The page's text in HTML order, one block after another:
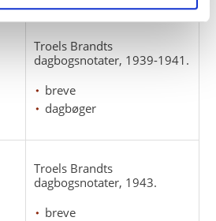
Troels Brandts
dagbogsnotater, 1939-1941.
breve
dagbøger
Troels Brandts
dagbogsnotater, 1943.
breve